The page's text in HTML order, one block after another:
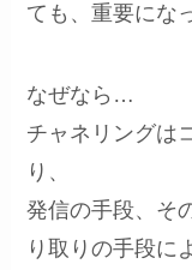
ても、重要にな
なぜなら…
チャネリングは
り、
発信の手段、そ
り取りの手段に